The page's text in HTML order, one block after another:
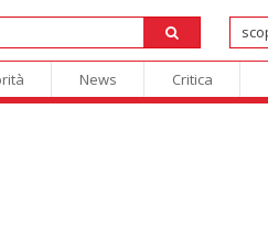
News Critica